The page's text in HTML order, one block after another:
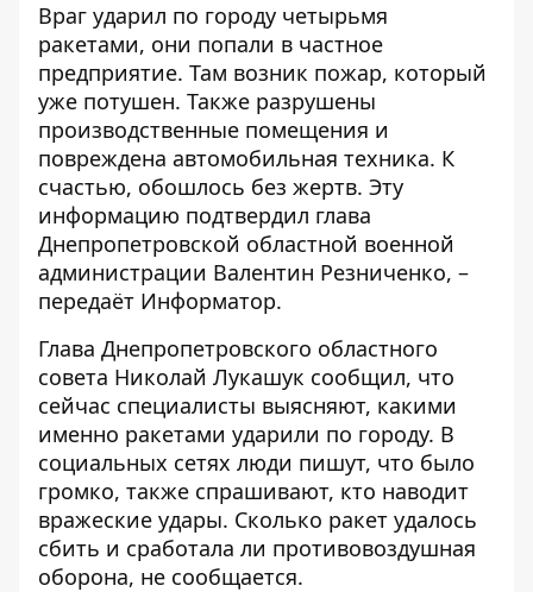
Враг ударил по городу четырьмя
ракетами, они попали в частное
предприятие. Там возник пожар, который
уже потушен. Также разрушены
производственные помещения и
повреждена автомобильная техника. К
счастью, обошлось без жертв. Эту
информацию подтвердил глава
Днепропетровской областной военной
администрации Валентин Резниченко, –
передаёт Информатор.
Глава Днепропетровского областного
совета Николай Лукашук сообщил, что
сейчас специалисты выясняют, какими
именно ракетами ударили по городу. В
социальных сетях люди пишут, что было
громко, также спрашивают, кто наводит
вражеские удары. Сколько ракет удалось
сбить и сработала ли противовоздушная
оборона, не сообщается.